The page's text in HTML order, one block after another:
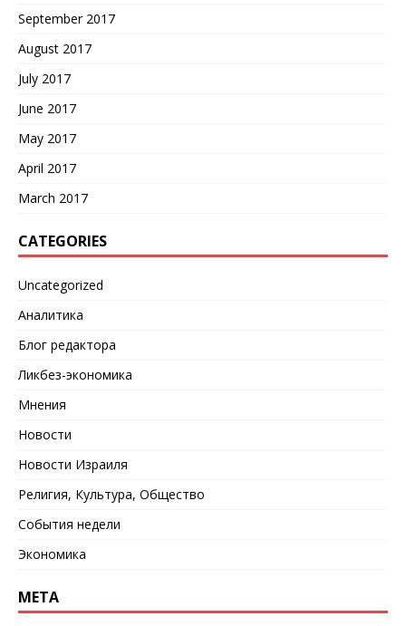
September 2017
August 2017
July 2017
June 2017
May 2017
April 2017
March 2017
CATEGORIES
Uncategorized
Аналитика
Блог редактора
Ликбез-экономика
Мнения
Новости
Новости Израиля
Религия, Культура, Общество
События недели
Экономика
META